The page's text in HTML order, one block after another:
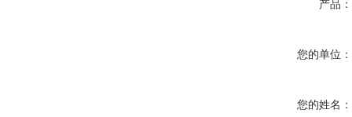
产品：
您的单位：
您的姓名：